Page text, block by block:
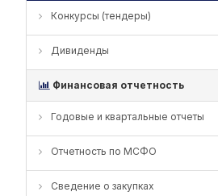
Конкурсы (тендеры)
Дивиденды
Финансовая отчетность
Годовые и квартальные отчеты
Отчетность по МСФО
Сведение о закупках